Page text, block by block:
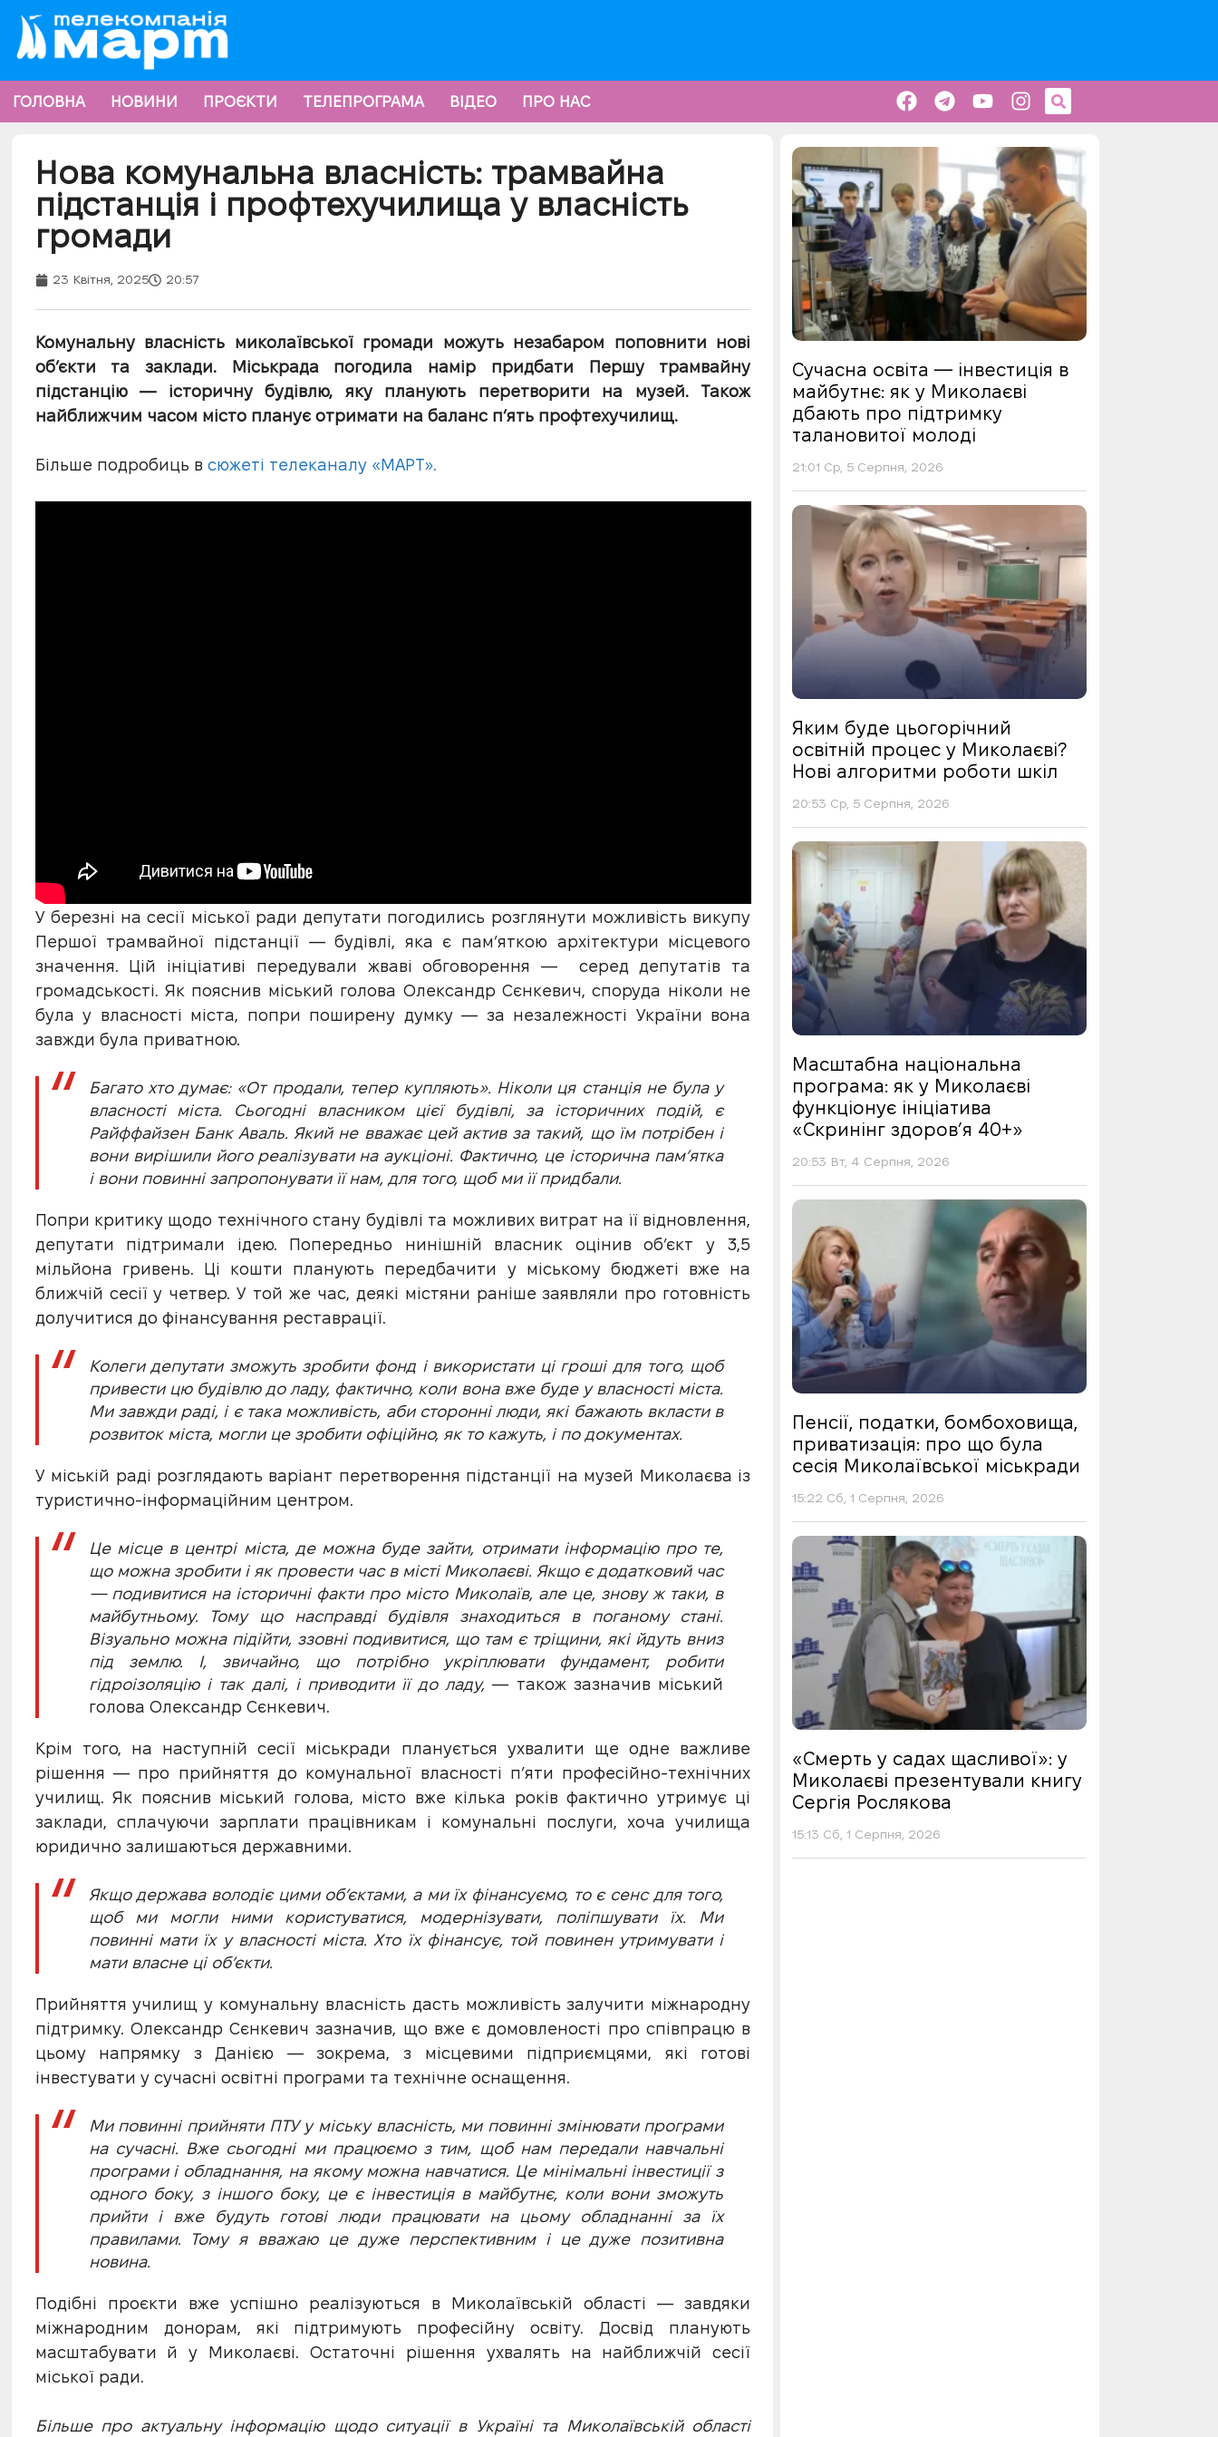
ГОЛОВНА НОВИНИ ПРОЄКТИ ТЕЛЕПРОГРАМА ВІДЕО ПРО НАС
Нова комунальна власність: трамвайна
підстанція і профтехучилища у власність
громади
23 Квітня, 2025 20:57
Комунальну власність миколаївської громади можуть незабаром поповнити нові
об’єкти та заклади. Міськрада погодила намір придбати Першу трамвайну
підстанцію — історичну будівлю, яку планують перетворити на музей. Також
найближчим часом місто планує отримати на баланс п’ять профтехучилищ.
Більше подробиць в сюжеті телеканалу «МАРТ».
У березні на сесії міської ради депутати погодились розглянути можливість викупу
Першої трамвайної підстанції — будівлі, яка є пам’яткою архітектури місцевого
значення. Цій ініціативі передували жваві обговорення — серед депутатів та
громадськості. Як пояснив міський голова Олександр Сєнкевич, споруда ніколи не
була у власності міста, попри поширену думку — за незалежності України вона
завжди була приватною.
Багато хто думає: «От продали, тепер купляють». Ніколи ця станція не була у
власності міста. Сьогодні власником цієї будівлі, за історичних подій, є
Райффайзен Банк Аваль. Який не вважає цей актив за такий, що їм потрібен і
вони вирішили його реалізувати на аукціоні. Фактично, це історична пам’ятка
і вони повинні запропонувати її нам, для того, щоб ми її придбали.
Попри критику щодо технічного стану будівлі та можливих витрат на її відновлення,
депутати підтримали ідею. Попередньо нинішній власник оцінив об’єкт у 3,5
мільйона гривень. Ці кошти планують передбачити у міському бюджеті вже на
ближчій сесії у четвер. У той же час, деякі містяни раніше заявляли про готовність
долучитися до фінансування реставрації.
Колеги депутати зможуть зробити фонд і використати ці гроші для того, щоб
привести цю будівлю до ладу, фактично, коли вона вже буде у власності міста.
Ми завжди раді, і є така можливість, аби сторонні люди, які бажають вкласти в
розвиток міста, могли це зробити офіційно, як то кажуть, і по документах.
У міській раді розглядають варіант перетворення підстанції на музей Миколаєва із
туристично-інформаційним центром.
Це місце в центрі міста, де можна буде зайти, отримати інформацію про те,
що можна зробити і як провести час в місті Миколаєві. Якщо є додатковий час
— подивитися на історичні факти про місто Миколаїв, але це, знову ж таки, в
майбутньому. Тому що насправді будівля знаходиться в поганому стані.
Візуально можна підійти, ззовні подивитися, що там є тріщини, які йдуть вниз
під землю. І, звичайно, що потрібно укріплювати фундамент, робити
гідроізоляцію і так далі, і приводити її до ладу, — також зазначив міський
голова Олександр Сєнкевич.
Крім того, на наступній сесії міськради планується ухвалити ще одне важливе
рішення — про прийняття до комунальної власності п’яти професійно-технічних
училищ. Як пояснив міський голова, місто вже кілька років фактично утримує ці
заклади, сплачуючи зарплати працівникам і комунальні послуги, хоча училища
юридично залишаються державними.
Якщо держава володіє цими об’єктами, а ми їх фінансуємо, то є сенс для того,
щоб ми могли ними користуватися, модернізувати, поліпшувати їх. Ми
повинні мати їх у власності міста. Хто їх фінансує, той повинен утримувати і
мати власне ці об’єкти.
Прийняття училищ у комунальну власність дасть можливість залучити міжнародну
підтримку. Олександр Сєнкевич зазначив, що вже є домовленості про співпрацю в
цьому напрямку з Данією — зокрема, з місцевими підприємцями, які готові
інвестувати у сучасні освітні програми та технічне оснащення.
Ми повинні прийняти ПТУ у міську власність, ми повинні змінювати програми
на сучасні. Вже сьогодні ми працюємо з тим, щоб нам передали навчальні
програми і обладнання, на якому можна навчатися. Це мінімальні інвестиції з
одного боку, з іншого боку, це є інвестиція в майбутнє, коли вони зможуть
прийти і вже будуть готові люди працювати на цьому обладнанні за їх
правилами. Тому я вважаю це дуже перспективним і це дуже позитивна
новина.
Подібні проєкти вже успішно реалізуються в Миколаївській області — завдяки
міжнародним донорам, які підтримують професійну освіту. Досвід планують
масштабувати й у Миколаєві. Остаточні рішення ухвалять на найближчій сесії
міської ради.
Більше про актуальну інформацію щодо ситуації в Україні та Миколаївській області
Сучасна освіта — інвестиція в
майбутнє: як у Миколаєві
дбають про підтримку
талановитої молоді
21:01 Ср, 5 Серпня, 2026
Яким буде цьогорічний
освітній процес у Миколаєві?
Нові алгоритми роботи шкіл
20:53 Ср, 5 Серпня, 2026
Масштабна національна
програма: як у Миколаєві
функціонує ініціатива
«Скринінг здоровʼя 40+»
20:53 Вт, 4 Серпня, 2026
Пенсії, податки, бомбоховища,
приватизація: про що була
сесія Миколаївської міськради
15:22 Сб, 1 Серпня, 2026
«Смерть у садах щасливої»: у
Миколаєві презентували книгу
Сергія Рослякова
15:13 Сб, 1 Серпня, 2026